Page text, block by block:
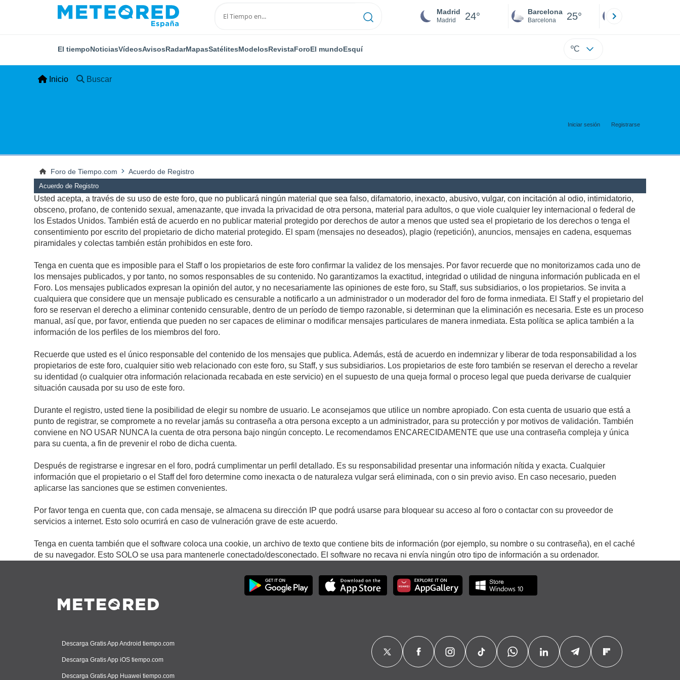
Madrid
Madrid 24° Barcelona
Barcelona 25°
El tiempoNoticiasVídeosAvisosRadarMapasSatélitesModelosRevistaForoEl mundoEsquí ºC
Inicio Buscar
Iniciar sesión Registrarse
Foro de Tiempo.com Acuerdo de Registro
Acuerdo de Registro
Usted acepta, a través de su uso de este foro, que no publicará ningún material que sea falso, difamatorio, inexacto, abusivo, vulgar, con incitación al odio, intimidatorio,
obsceno, profano, de contenido sexual, amenazante, que invada la privacidad de otra persona, material para adultos, o que viole cualquier ley internacional o federal de
los Estados Unidos. También está de acuerdo en no publicar material protegido por derechos de autor a menos que usted sea el propietario de los derechos o tenga el
consentimiento por escrito del propietario de dicho material protegido. El spam (mensajes no deseados), plagio (repetición), anuncios, mensajes en cadena, esquemas
piramidales y colectas también están prohibidos en este foro.
Tenga en cuenta que es imposible para el Staff o los propietarios de este foro confirmar la validez de los mensajes. Por favor recuerde que no monitorizamos cada uno de
los mensajes publicados, y por tanto, no somos responsables de su contenido. No garantizamos la exactitud, integridad o utilidad de ninguna información publicada en el
Foro. Los mensajes publicados expresan la opinión del autor, y no necesariamente las opiniones de este foro, su Staff, sus subsidiarios, o los propietarios. Se invita a
cualquiera que considere que un mensaje publicado es censurable a notificarlo a un administrador o un moderador del foro de forma inmediata. El Staff y el propietario del
foro se reservan el derecho a eliminar contenido censurable, dentro de un período de tiempo razonable, si determinan que la eliminación es necesaria. Este es un proceso
manual, así que, por favor, entienda que pueden no ser capaces de eliminar o modificar mensajes particulares de manera inmediata. Esta política se aplica también a la
información de los perfiles de los miembros del foro.
Recuerde que usted es el único responsable del contenido de los mensajes que publica. Además, está de acuerdo en indemnizar y liberar de toda responsabilidad a los
propietarios de este foro, cualquier sitio web relacionado con este foro, su Staff, y sus subsidiarios. Los propietarios de este foro también se reservan el derecho a revelar
su identidad (o cualquier otra información relacionada recabada en este servicio) en el supuesto de una queja formal o proceso legal que pueda derivarse de cualquier
situación causada por su uso de este foro.
Durante el registro, usted tiene la posibilidad de elegir su nombre de usuario. Le aconsejamos que utilice un nombre apropiado. Con esta cuenta de usuario que está a
punto de registrar, se compromete a no revelar jamás su contraseña a otra persona excepto a un administrador, para su protección y por motivos de validación. También
conviene en NO USAR NUNCA la cuenta de otra persona bajo ningún concepto. Le recomendamos ENCARECIDAMENTE que use una contraseña compleja y única
para su cuenta, a fin de prevenir el robo de dicha cuenta.
Después de registrarse e ingresar en el foro, podrá cumplimentar un perfil detallado. Es su responsabilidad presentar una información nítida y exacta. Cualquier
información que el propietario o el Staff del foro determine como inexacta o de naturaleza vulgar será eliminada, con o sin previo aviso. En caso necesario, pueden
aplicarse las sanciones que se estimen convenientes.
Por favor tenga en cuenta que, con cada mensaje, se almacena su dirección IP que podrá usarse para bloquear su acceso al foro o contactar con su proveedor de
servicios a internet. Esto solo ocurrirá en caso de vulneración grave de este acuerdo.
Tenga en cuenta también que el software coloca una cookie, un archivo de texto que contiene bits de información (por ejemplo, su nombre o su contraseña), en el caché
de su navegador. Esto SOLO se usa para mantenerle conectado/desconectado. El software no recava ni envía ningún otro tipo de información a su ordenador.
Descarga Gratis App Android tiempo.com
Descarga Gratis App iOS tiempo.com
Descarga Gratis App Huawei tiempo.com